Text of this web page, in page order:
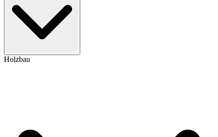
Holzbau